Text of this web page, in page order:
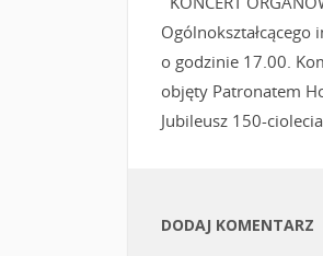
o godzinie 17.00.
objęty Patronatem
Jubileusz 150-
DODAJ KOMENTARZ